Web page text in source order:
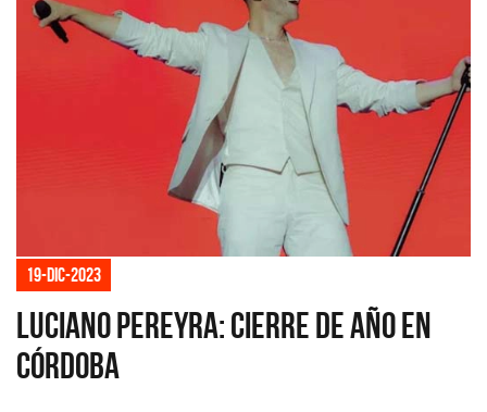
19-dic-2023
Luciano Pereyra: Cierre de año en
Córdoba